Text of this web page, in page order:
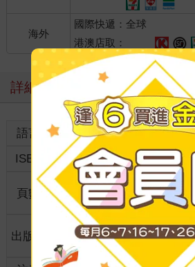
海外
國際快遞：全球
港澳店取：
詳細資料
語言 中文繁體 裝訂
ISBN
9789573614296 分級
頁數 364
商品規
格
出版地 台灣
適讀年
齡